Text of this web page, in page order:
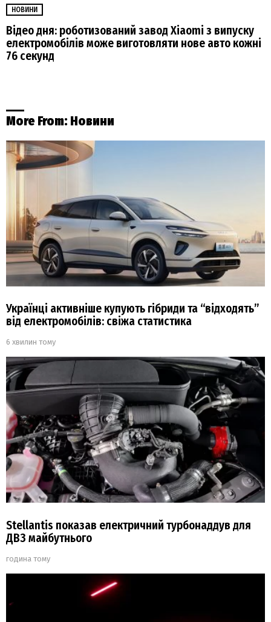
НОВИНИ
Відео дня: роботизований завод Xiaomi з випуску
електромобілів може виготовляти нове авто кожні
76 секунд
More From: Новини
Українці активніше купують гібриди та “відходять”
від електромобілів: свіжа статистика
6 хвилин тому
Stellantis показав електричний турбонаддув для
ДВЗ майбутнього
година тому